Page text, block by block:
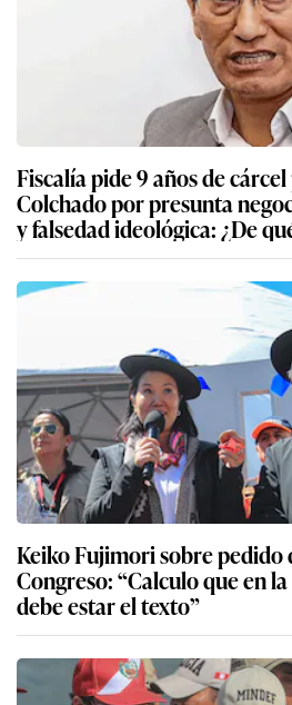
Fiscalía pide 9 años de
Colchado por presunta
y falsedad ideológica: ¿De
Keiko Fujimori sobre pedido
Congreso: “Calculo que en
debe estar el texto”